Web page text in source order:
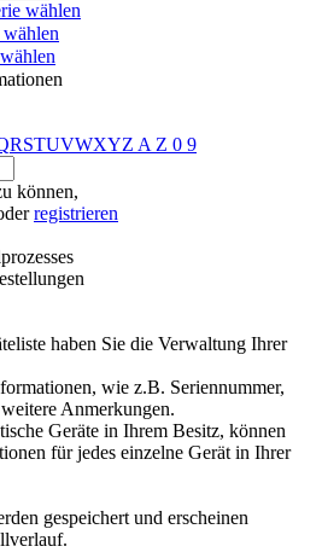
wählen
RSTUVWXYZ A Z 0 9
können,
registrieren
haben Sie die Verwaltung Ihrer
wie z.B. Seriennummer,
Anmerkungen.
Geräte in Ihrem Besitz, können
für jedes einzelne Gerät in Ihrer
gespeichert und erscheinen